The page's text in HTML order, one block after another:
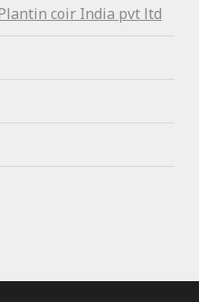
coir India pvt ltd